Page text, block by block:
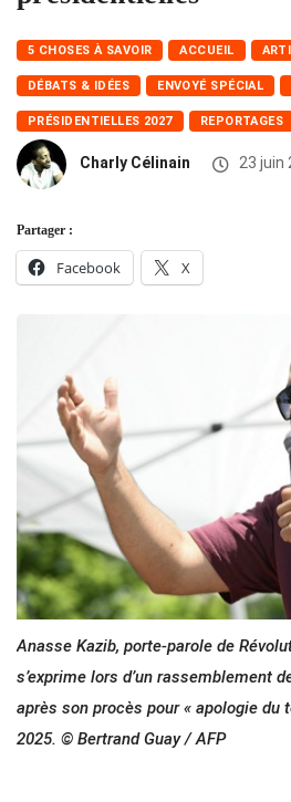
5 CHOSES À SAVOIR ACCUEIL
DÉBATS & IDÉES ENVOYÉ SPÉCIAL
PRÉSIDENTIELLES 2027 REPORTAGES
Charly Célinain 23 juin
Partager :
Facebook X
Anasse Kazib, porte-parole de
s’exprime lors d’un rassemblement
après son procès pour « apologie du
2025. © Bertrand Guay / AFP